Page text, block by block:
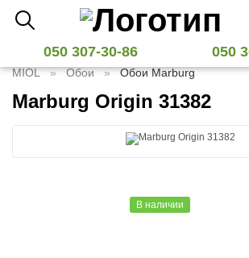
050 307-30-86 050
MIOL Обои Обои Marburg
Marburg Origin 31382
В наличии